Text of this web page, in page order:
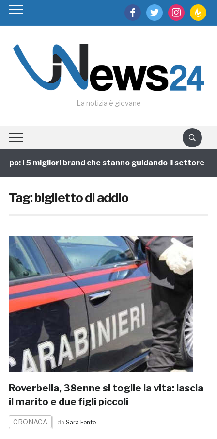
facebooktwitter instagram
La notizia è giovane
i 5 migliori brand che stanno guidando il settore
Tag:biglietto di addio
Roverbella, 38enne si toglie la vita: lascia
il marito e due figli piccoli
CRONACA da Sara Fonte